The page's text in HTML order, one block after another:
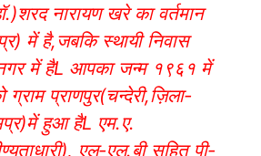
नारायण खरे का वर्तमान
में है,जबकि स्थायी निवास
में हैL आपका जन्म १९६१ में
ग्राम प्राणपुर(चन्देरी,ज़िला-
हुआ हैL एम.ए.
एल-एल.बी सहित पी-